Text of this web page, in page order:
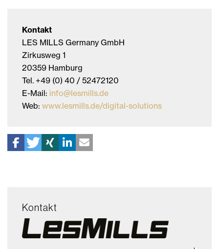
Kontakt
LES MILLS Germany GmbH
Zirkusweg 1
20359 Hamburg
Tel. +49 (0) 40 / 52472120
E-Mail: info@lesmills.de
Web: www.lesmills.de/digital-solutions
Kontakt